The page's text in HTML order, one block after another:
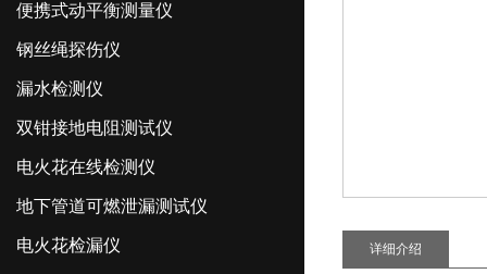
便携式动平衡测量仪
钢丝绳探伤仪
漏水检测仪
双钳接地电阻测试仪
电火花在线检测仪
地下管道可燃泄漏测试仪
电火花检漏仪 详细介绍